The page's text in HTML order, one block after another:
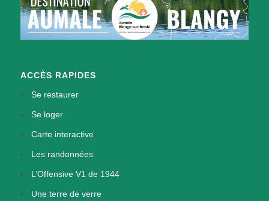
ACCÈS RAPIDES
Se restaurer
Se loger
Carte interactive
Les randonnées
L’Offensive V1 de 1944
Une terre de verre